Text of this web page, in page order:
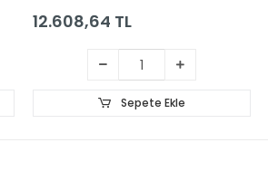
12.608,64 TL
Sepete Ekle